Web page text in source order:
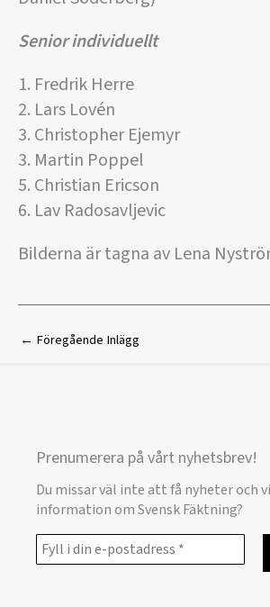
Senior individuellt
1. Fredrik Herre
2. Lars Lovén
3. Christopher Ejemyr
3. Martin Poppel
5. Christian Ericson
6. Lav Radosavljevic
Bilderna är tagna av Lena
← Föregående Inlägg
Prenumerera på vårt nyhetsbrev!
Du missar väl inte att få nyheter och
information om Svensk Fäktning?